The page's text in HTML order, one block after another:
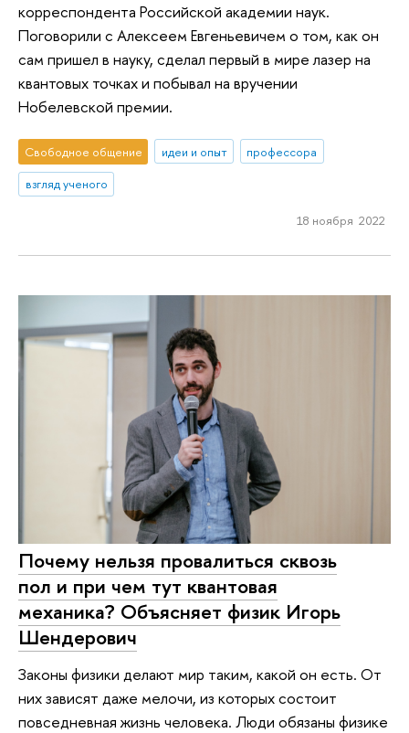
корреспондента Российской академии наук.
Поговорили с Алексеем Евгеньевичем о том, как он
сам пришел в науку, сделал первый в мире лазер на
квантовых точках и побывал на вручении
Нобелевской премии.
Свободное общение идеи и опыт
профессора
взгляд ученого
18 ноября 2022
Почему нельзя провалиться сквозь
пол и при чем тут квантовая
механика? Объясняет физик Игорь
Шендерович
Законы физики делают мир таким, какой он есть. От
них зависят даже мелочи, из которых состоит
повседневная жизнь человека. Люди обязаны физике